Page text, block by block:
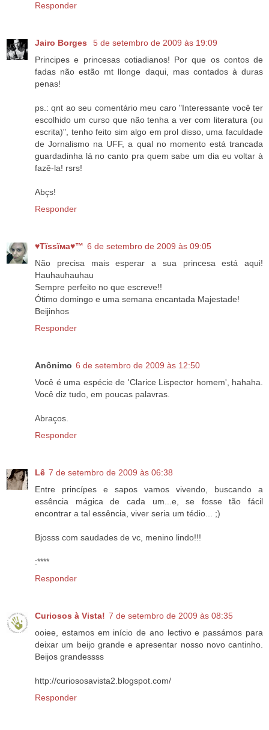
Responder
Jairo Borges
5 de setembro de 2009 às 19:09
Principes e princesas cotiadianos! Por que os contos de
fadas não estão mt llonge daqui, mas contados à duras
penas!
ps.: qnt ao seu comentário meu caro "Interessante você ter
escolhido um curso que não tenha a ver com literatura (ou
escrita)", tenho feito sim algo em prol disso, uma faculdade
de Jornalismo na UFF, a qual no momento está trancada
guardadinha lá no canto pra quem sabe um dia eu voltar à
fazê-la! rsrs!
Abçs!
Responder
♥Тїѕѕїмa♥™ 6 de setembro de 2009 às 09:05
Não precisa mais esperar a sua princesa está aqui!
Hauhauhauhau
Sempre perfeito no que escreve!!
Ótimo domingo e uma semana encantada Majestade!
Beijinhos
Responder
Anônimo 6 de setembro de 2009 às 12:50
Você é uma espécie de 'Clarice Lispector homem', hahaha.
Você diz tudo, em poucas palavras.
Abraços.
Responder
Lê 7 de setembro de 2009 às 06:38
Entre princípes e sapos vamos vivendo, buscando a
essência mágica de cada um...e, se fosse tão fácil
encontrar a tal essência, viver seria um tédio... ;)
Bjosss com saudades de vc, menino lindo!!!
:****
Responder
Curiosos à Vista! 7 de setembro de 2009 às 08:35
ooiee, estamos em início de ano lectivo e passámos para
deixar um beijo grande e apresentar nosso novo cantinho.
Beijos grandessss
http://curiososavista2.blogspot.com/
Responder